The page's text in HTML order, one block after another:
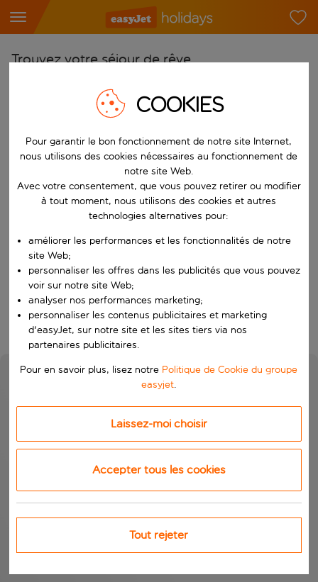
Trouvez votre séjour de rêve
Choisissez votre aéroport
Commencez à taper pour la saisie automatique. Lorsque les
Choisissez votre destination
Vers
Choisissez vos dates
Quand
Qui
Rechercher
COOKIES
Pour garantir le bon fonctionnement de notre site Internet,
nous utilisons des cookies nécessaires au fonctionnement de
notre site Web.
Avec votre consentement, que vous pouvez retirer ou modifier
à tout moment, nous utilisons des cookies et autres
technologies alternatives pour:
améliorer les performances et les fonctionnalités de notre
site Web;
personnaliser les offres dans les publicités que vous pouvez
voir sur notre site Web;
analyser nos performances marketing;
personnaliser les contenus publicitaires et marketing
d'easyJet, sur notre site et les sites tiers via nos
partenaires publicitaires.
Pour en savoir plus, lisez notre Politique de Cookie du groupe
easyjet.
Laissez-moi choisir
Accepter tous les cookies
Tout rejeter